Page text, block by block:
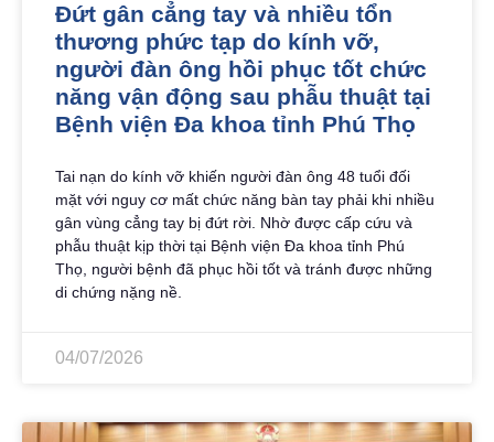
Đứt gân cẳng tay và nhiều tổn
thương phức tạp do kính vỡ,
người đàn ông hồi phục tốt chức
năng vận động sau phẫu thuật tại
Bệnh viện Đa khoa tỉnh Phú Thọ
Tai nạn do kính vỡ khiến người đàn ông 48 tuổi đối
mặt với nguy cơ mất chức năng bàn tay phải khi nhiều
gân vùng cẳng tay bị đứt rời. Nhờ được cấp cứu và
phẫu thuật kịp thời tại Bệnh viện Đa khoa tỉnh Phú
Thọ, người bệnh đã phục hồi tốt và tránh được những
di chứng nặng nề.
04/07/2026